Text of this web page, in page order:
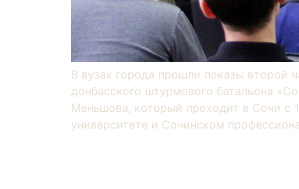
В вузах города прошли показы второй
донбасского штурмового батальона
Меньшова, который проходит в Сочи с
университете и Сочинском